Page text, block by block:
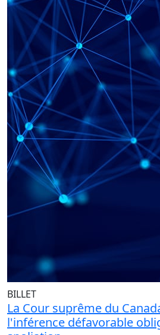
BILLET
La Cour suprême du
l'inférence défavorable